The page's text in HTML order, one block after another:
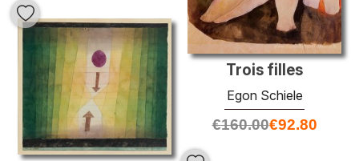
Trois filles
Egon Schiele
€160.00€92.80